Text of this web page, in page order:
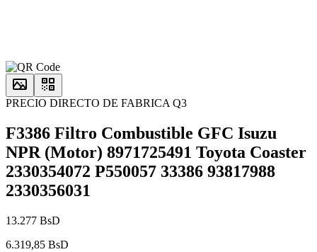
PRECIO DIRECTO DE FABRICA Q3
F3386 Filtro Combustible GFC Isuzu
NPR (Motor) 8971725491 Toyota Coaster
2330354072 P550057 33386 93817988
2330356031
13.277 BsD
6.319,85 BsD